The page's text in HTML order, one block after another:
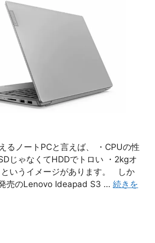
るノートPCと言えば、 ・CPUの性
じゃなくてHDDでトロい ・2kgオ
いうイメージがあります。 しか
売のLenovo Ideapad S3 … 続きを